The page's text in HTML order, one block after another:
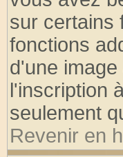
sur certains
fonctions
d'une
l'inscription
seulement
Revenir en